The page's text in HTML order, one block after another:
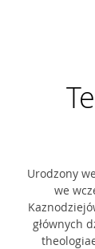
Urodzony
we
głównych